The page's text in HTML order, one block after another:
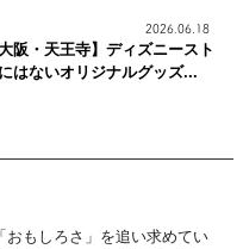
2026.06.18
大阪・天王寺】ディズニースト
はないオリジナルグッズ...
おもしろさ」を追い求めてい